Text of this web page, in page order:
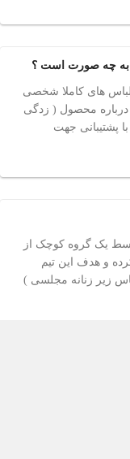
به چه صورت است ؟
لباس های کاملا شخصی
محصول ( زدگی
پشتیبانی جهت
آنلاین مزون ایکس در سال 1400 توسط یک گروه کوچک از
و هدف این تیم
زیر زنانه مجلسی )